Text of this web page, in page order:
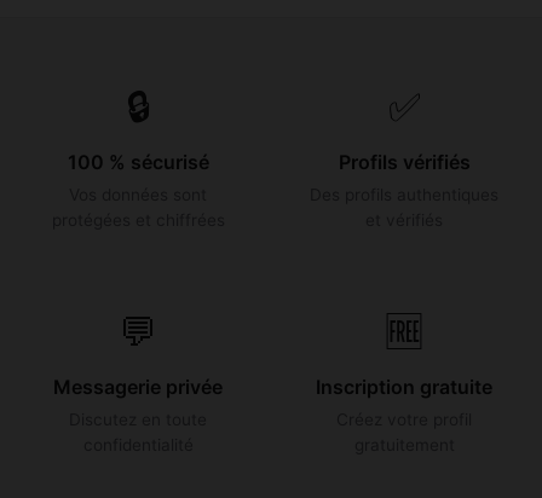
🔒
100 % sécurisé
✅
Profils vérifiés
💬
Messagerie privée
🆓
Inscription gratuite